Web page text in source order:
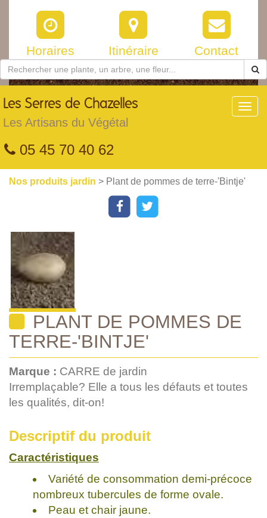
Horaires Itinéraire Contact
Les Serres de Chazelles
Les Artisans du Végétal
05 45 70 40 62
Nos produits jardin > Plant de pommes de terre-'Bintje'
PLANT DE POMMES DE
TERRE-'BINTJE'
Marque : CARRE de jardin
Irremplaçable? Elle a tous les défauts et toutes
les qualités, dit-on!
Descriptif du produit
Caractéristiques
Variété de consommation demi-précoce
nombreux tubercules de forme ovale.
Peau et chair jaune.